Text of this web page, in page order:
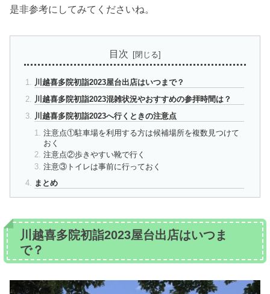
是非参考にしてみてくださいね。
目次
川越喜多院初詣2023屋台出店はいつまで？
川越喜多院初詣2023混雑状況やおすすめの参拝時間は？
川越喜多院初詣2023へ行くときの注意点
注意点①駐車場を利用する方は候補場所を複数見つけて
おく
注意点②歩きやすい靴で行く
注意③トイレは事前に行っておく
まとめ
川越喜多院初詣2023屋台出店はいつま
で？